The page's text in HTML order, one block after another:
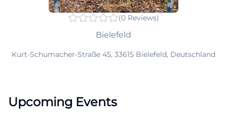
(0 Reviews)
Bielefeld
Kurt-Schumacher-Straße 45, 33615 Bielefeld, Deutschland
Upcoming Events